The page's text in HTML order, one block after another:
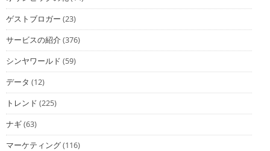
ゲストブロガー (23)
サービスの紹介(376)
シンヤワールド (59)
データ (12)
トレンド (225)
ナギ(63)
マーケティング(116)